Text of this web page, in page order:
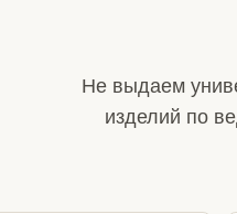
Не выдаем
изделий по